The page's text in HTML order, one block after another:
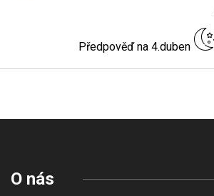
Předpověď na 4.duben
O nás